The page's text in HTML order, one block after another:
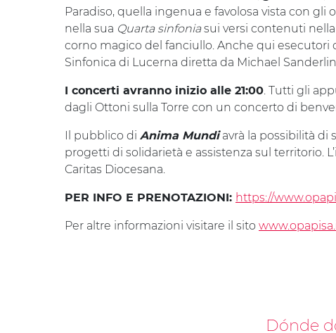
Paradiso, quella ingenua e favolosa vista con gli
nella sua Quarta sinfoniasui versi contenuti
corno magico del fanciullo. Anche qui esecutori
Sinfonica di Lucerna diretta da Michael
I concerti avranno inizio alle 21:00. Tutti gli
dagli Ottoni sulla Torre con un concerto di
Il pubblico di Anima Mundiavrà la possibilità di
progetti di solidarietà e assistenza sul territorio.
Caritas Diocesana.
PER INFO E PRENOTAZIONI: https://
Per altre informazioni visitare il sito
Dónde